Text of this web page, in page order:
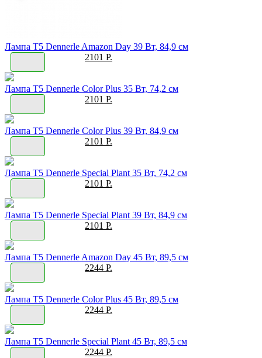
Лампа T5 Dennerle Amazon Day 39 Вт, 84,9 см
2101 Р.
Лампа T5 Dennerle Color Plus 35 Вт, 74,2 см
2101 Р.
Лампа T5 Dennerle Color Plus 39 Вт, 84,9 см
2101 Р.
Лампа T5 Dennerle Special Plant 35 Вт, 74,2 см
2101 Р.
Лампа T5 Dennerle Special Plant 39 Вт, 84,9 см
2101 Р.
Лампа T5 Dennerle Amazon Day 45 Вт, 89,5 см
2244 Р.
Лампа T5 Dennerle Color Plus 45 Вт, 89,5 см
2244 Р.
Лампа T5 Dennerle Special Plant 45 Вт, 89,5 см
2244 Р.